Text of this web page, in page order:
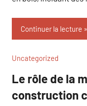
Continuer la lecture
Uncategorized
Le rôle de la
construction